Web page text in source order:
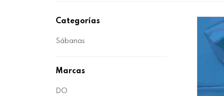
Categorías
Sábanas
Marcas
DO